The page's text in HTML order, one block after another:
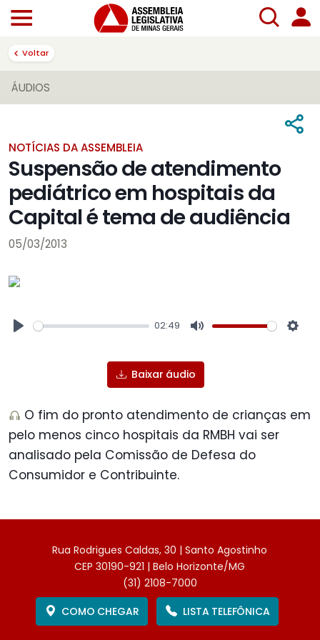
Voltar
ÁUDIOS
NOTÍCIAS DA ASSEMBLEIA
Suspensão de atendimento
pediátrico em hospitais da
Capital é tema de audiência
05/03/2013
02:49
Baixar áudio
O fim do pronto atendimento de crianças em
pelo menos cinco hospitais da RMBH vai ser
analisado pela Comissão de Defesa do
Consumidor e Contribuinte.
Rua Rodrigues Caldas, 30 | Santo Agostinho
CEP 30190-921 | Belo Horizonte/MG
(31) 2108-7000
COMO CHEGAR
LISTA TELEFÔNICA